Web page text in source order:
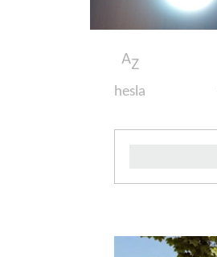
hesla